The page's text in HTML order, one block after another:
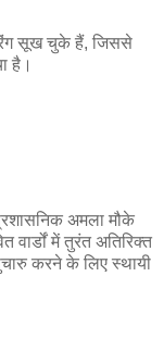
सूख चुके हैं, जिससे
है।
अमला मौके
वार्डों में तुरंत अतिरिक्त
करने के लिए स्थायी